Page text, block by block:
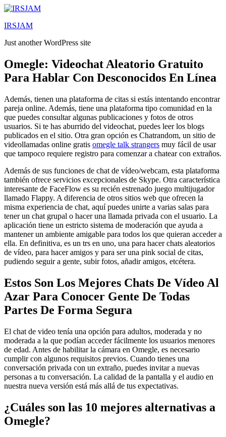
Lewati
konten
IRSJAM
Just another WordPress site
Omegle: Videochat Aleatorio Gratuito
Para Hablar Con Desconocidos En Línea
Además, tienen una plataforma de citas si estás intentando encontrar
pareja online. Además, tiene una plataforma tipo comunidad en la
que puedes consultar algunas publicaciones y fotos de otros
usuarios. Si te has aburrido del videochat, puedes leer los blogs
publicados en el sitio. Otra gran opción es Chatrandom, un sitio de
videollamadas online gratis omegle talk strangers muy fácil de usar
que tampoco requiere registro para comenzar a chatear con extraños.
Además de sus funciones de chat de vídeo/webcam, esta plataforma
también ofrece servicios excepcionales de Skype. Otra característica
interesante de FaceFlow es su recién estrenado juego multijugador
llamado Flappy. A diferencia de otros sitios web que ofrecen la
misma experiencia de chat, aquí puedes unirte a varias salas para
tener un chat grupal o hacer una llamada privada con el usuario. La
aplicación tiene un estricto sistema de moderación que ayuda a
mantener un ambiente amigable para todos los que quieran acceder a
ella. En definitiva, es un trs en uno, una para hacer chats aleatorios
de vídeo, para hacer amigos y para ser una pink social de citas,
pudiendo seguir a gente, subir fotos, añadir amigos, etcétera.
Estos Son Los Mejores Chats De Vídeo Al
Azar Para Conocer Gente De Todas
Partes De Forma Segura
El chat de video tenía una opción para adultos, moderada y no
moderada a la que podían acceder fácilmente los usuarios menores
de edad. Antes de habilitar la cámara en Omegle, es necesario
cumplir con algunos requisitos previos. Cuando tienes una
conversación privada con un extraño, puedes invitar a nuevas
personas a tu conversación. La calidad de la pantalla y el audio en
nuestra nueva versión está más allá de tus expectativas.
¿Cuáles son las 10 mejores alternativas a
Omegle?